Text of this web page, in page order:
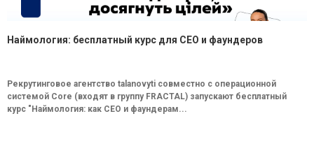
Наймология: бесплатный курс для CEO и фаундеров
Рекрутинговое агентство talanovyti совместно с операционной
системой Core (входят в группу FRACTAL) запускают бесплатный
курс "Наймология: как СEO и фаундерам...